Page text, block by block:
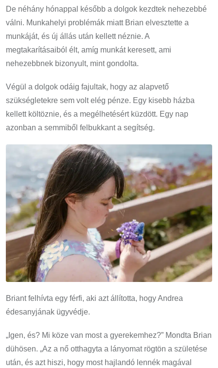
De néhány hónappal később a dolgok kezdtek nehezebbé
válni. Munkahelyi problémák miatt Brian elvesztette a
munkáját, és új állás után kellett néznie. A
megtakarításaiból élt, amíg munkát keresett, ami
nehezebbnek bizonyult, mint gondolta.
Végül a dolgok odáig fajultak, hogy az alapvető
szükségletekre sem volt elég pénze. Egy kisebb házba
kellett költöznie, és a megélhetésért küzdött. Egy nap
azonban a semmiből felbukkant a segítség.
Briant felhívta egy férfi, aki azt állította, hogy Andrea
édesanyjának ügyvédje.
„Igen, és? Mi köze van most a gyerekemhez?” Mondta Brian
dühösen. „Az a nő otthagyta a lányomat rögtön a születése
után, és azt hiszi, hogy most hajlandó lennék magával